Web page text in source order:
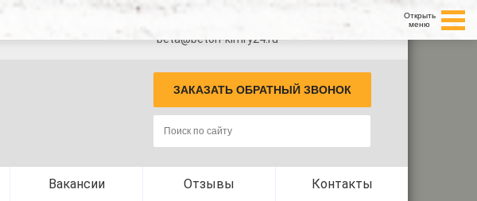
beta@beton-kimry24.ru
ЗАКАЗАТЬ ОБРАТНЫЙ ЗВОНОК
Вакансии Отзывы Контакты
Открыть
меню